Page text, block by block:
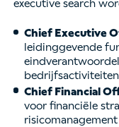
executive search
Chief Executive
leidinggevende
bedrijfsactiviteiten
Chief Financial
voor financiële
risicomanagement